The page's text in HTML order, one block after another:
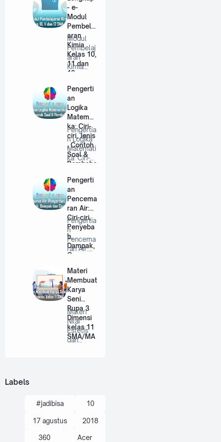
- e-
Modul
Pembelaj
aran
Kimia
Kelas 10,
11 dan
12
Modul
Pembelaj
aran
Kimia
11 dan
12 SMA/
…
Pengerti
an
Logika
Matemati
ka: Ciri-
ciri, Jenis
, Contoh
Soal &
Pembaha
Pengertia
n Logika
Matemati
ka: Ciri-
, …
Pengerti
an
Pencema
ran Air:
Ciri-ciri,
Penyeba
b,
Dampak,
Cara
ulanginy
a & Soal
Pengertia
n
Pencema
ran Air:
Penyebab
, D…
Materi
Membuat
Karya
Seni
Rupa 3
Dimensi
kelas 11
SMA/MA
Materi
Nilai
Estetis
dan
Labels
#jadibisa 10
17 agustus 2018
360 Acer